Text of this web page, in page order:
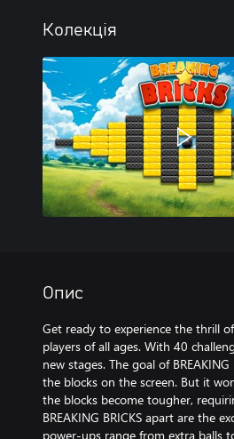
Колекція
Опис
Get ready to experience the thrill
players of all ages. With 40
new stages. The goal of
the blocks on the screen. But it
the blocks become tougher,
BREAKING BRICKS apart are the
power-ups range from extra balls